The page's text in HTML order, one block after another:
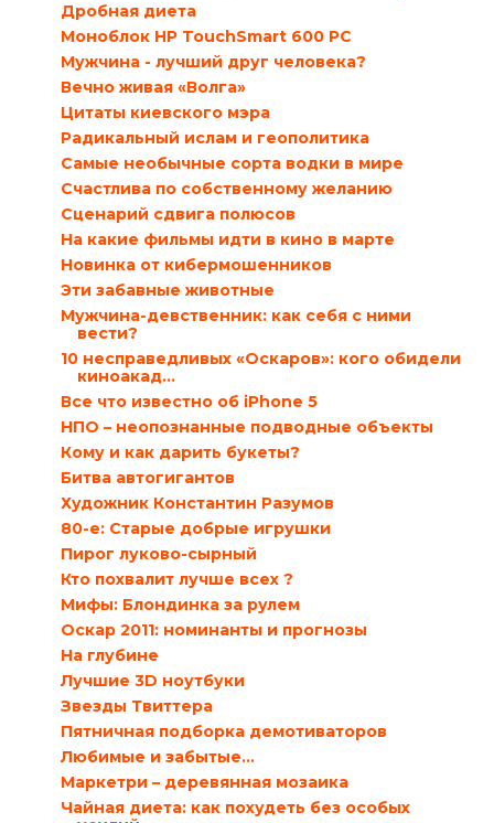
Дробная диета
Моноблок HP TouchSmart 600 PC
Мужчина - лучший друг человека?
Вечно живая «Волга»
Цитаты киевского мэра
Радикальный ислам и геополитика
Самые необычные сорта водки в мире
Счастлива по собственному желанию
Сценарий сдвига полюсов
На какие фильмы идти в кино в марте
Новинка от кибермошенников
Эти забавные животные
Мужчина-девственник: как себя с ними
вести?
10 несправедливых «Оскаров»: кого обидели
киноакад...
Все что известно об iPhone 5
НПО – неопознанные подводные объекты
Кому и как дарить букеты?
Битва автогигантов
Художник Константин Разумов
80-е: Старые добрые игрушки
Пирог луково-сырный
Кто похвалит лучше всех ?
Мифы: Блондинка за рулем
Оскар 2011: номинанты и прогнозы
На глубине
Лучшие 3D ноутбуки
Звезды Твиттера
Пятничная подборка демотиваторов
Любимые и забытые…
Маркетри – деревянная мозаика
Чайная диета: как похудеть без особых